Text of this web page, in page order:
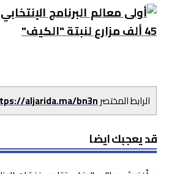
الرابط المختصرaljarida.ma/bn3n
قد يعجبك ايضا